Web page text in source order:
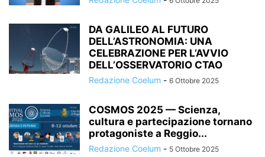
DA GALILEO AL FUTURO
DELL’ASTRONOMIA: UNA
CELEBRAZIONE PER L’AVVIO
DELL’OSSERVATORIO CTAO
Redazione Coelum - 6 Ottobre 2025
COSMOS 2025 — Scienza,
cultura e partecipazione tornano
protagoniste a Reggio...
Redazione Coelum - 5 Ottobre 2025